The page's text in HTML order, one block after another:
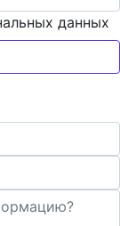
данных